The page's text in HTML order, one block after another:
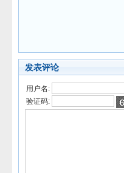
发表评论
用户名:
验证码: